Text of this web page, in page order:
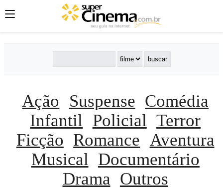
Ação Suspense Comédia
Infantil
Policial Terror
Ficção Romance Aventura
Musical
Documentário
Drama Outros